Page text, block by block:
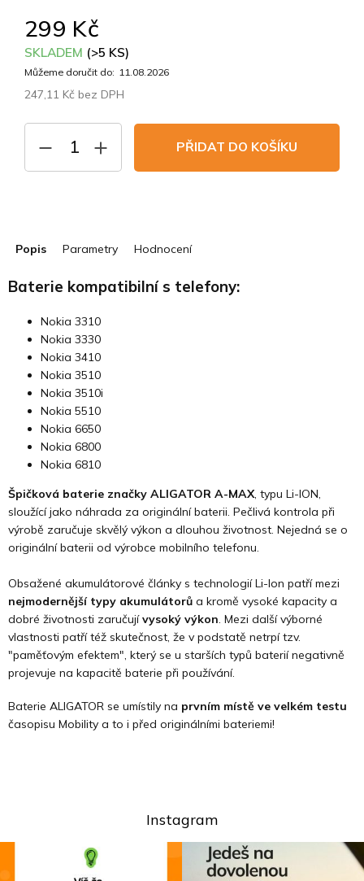
299 Kč
SKLADEM (>5 KS)
Můžeme doručit do: 11.08.2026
247,11 Kč bez DPH
PŘIDAT DO KOŠÍKU
Popis Parametry Hodnocení
Baterie kompatibilní s telefony:
Nokia 3310
Nokia 3330
Nokia 3410
Nokia 3510
Nokia 3510i
Nokia 5510
Nokia 6650
Nokia 6800
Nokia 6810
Špičková baterie značky ALIGATOR A-MAX, typu Li-ION,
sloužící jako náhrada za originální baterii. Pečlivá kontrola při
výrobě zaručuje skvělý výkon a dlouhou životnost. Nejedná se o
originální baterii od výrobce mobilního telefonu.
Obsažené akumulátorové články s technologií Li-Ion patří mezi
nejmodernější typy akumulátorů a kromě vysoké kapacity a
dobré životnosti zaručujívysoký výkon. Mezi další výborné
vlastnosti patří též skutečnost, že v podstatě netrpí tzv.
"paměťovým efektem", který se u starších typů baterií negativně
projevuje na kapacitě baterie při používání.
Baterie ALIGATOR se umístily na prvním místě ve velkém testu
časopisu Mobility a to i před originálními bateriemi!
Instagram